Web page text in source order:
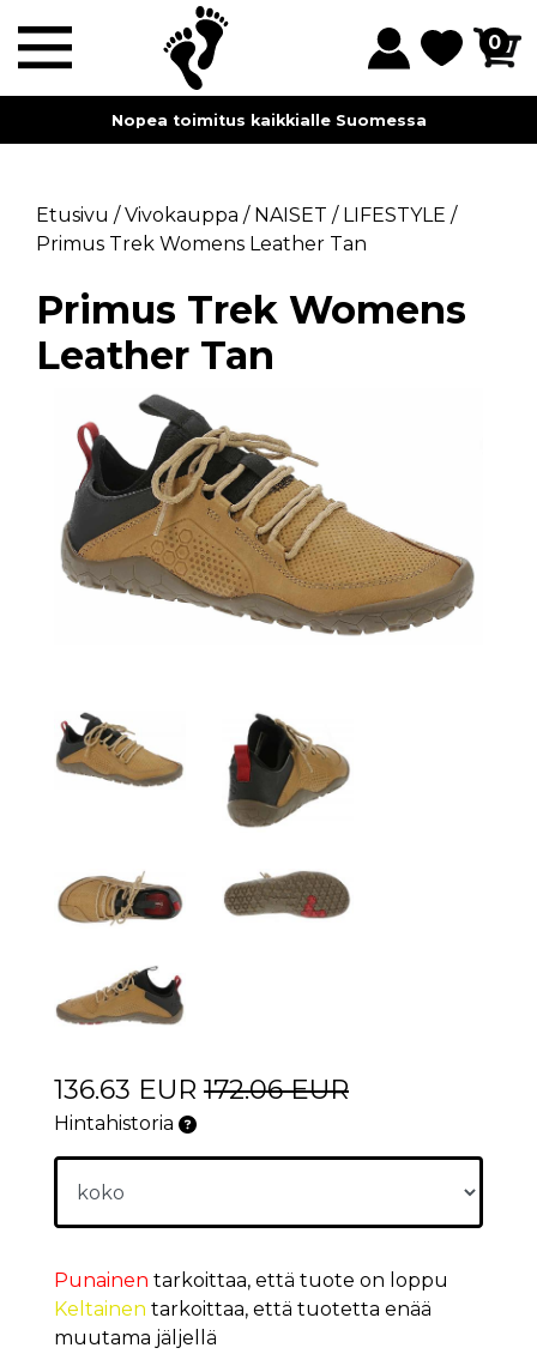
0
Nopea toimitus kaikkialle Suomessa
Etusivu /Vivokauppa / NAISET / LIFESTYLE /
Primus Trek Womens Leather Tan
Primus Trek Womens
Leather Tan
136.63 EUR 172.06 EUR
Hintahistoria
Punainen tarkoittaa, että tuote on loppu
Keltainen tarkoittaa, että tuotetta enää
muutama jäljellä